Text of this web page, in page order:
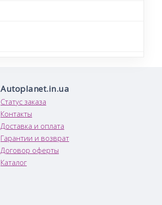
Autoplanet.in.ua
Статус заказа
Контакты
Доставка и оплата
Гарантии и возврат
Договор оферты
Каталог